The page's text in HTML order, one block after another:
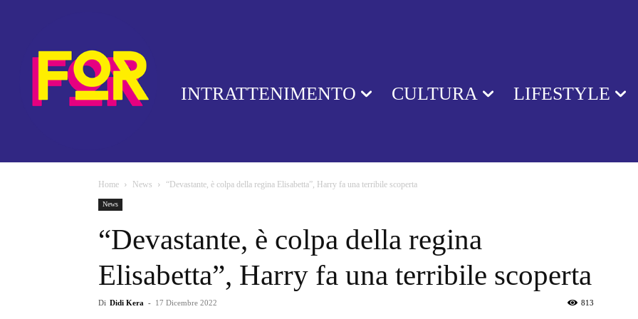
INTRATTENIMENTO CULTURA LIFESTYLE
Home News “Devastante, è colpa della regina Elisabetta”, Harry fa una terribile scoperta
News
“Devastante, è colpa della regina
Elisabetta”, Harry fa una terribile scoperta
Di Didi Kera - 17 Dicembre 2022 813